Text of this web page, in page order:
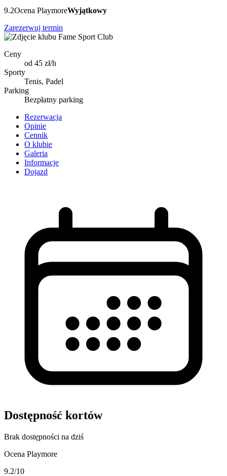
9.2Ocena PlaymoreWyjątkowy
Zarezerwuj termin
Ceny
od 45 zł/h
Sporty
Tenis, Padel
Parking
Bezpłatny parking
Rezerwacja
Opinie
Cennik
O klubie
Galeria
Informacje
Dojazd
Dostępność kortów
Brak dostępności na dziś
Ocena Playmore
9.2/10